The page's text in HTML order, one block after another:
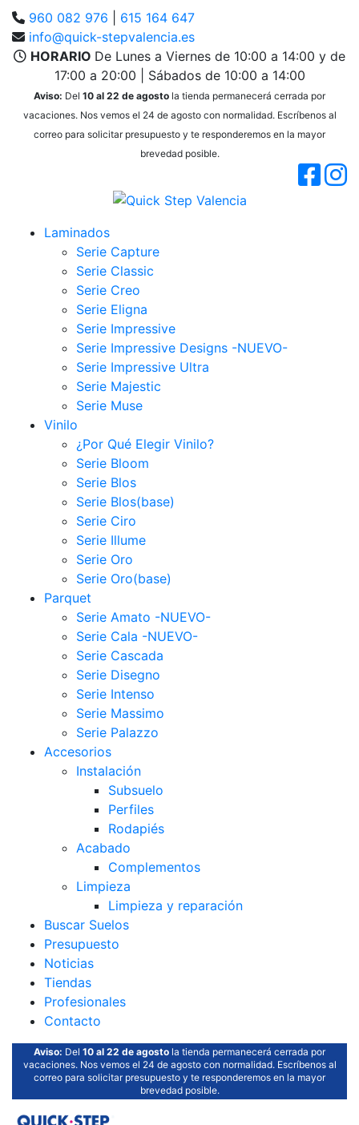
960 082 976
615 164 647
info@quick-stepvalencia.es
HORARIO De Lunes a Viernes de 10:00 a 14:00 y de
17:00 a 20:00 | Sábados de 10:00 a 14:00
Aviso: Del 10 al 22 de agosto la tienda permanecerá cerrada por
vacaciones. Nos vemos el 24 de agosto con normalidad. Escríbenos al
correo para solicitar presupuesto y te responderemos en la mayor
brevedad posible.
Laminados
Serie Capture
Serie Classic
Serie Creo
Serie Eligna
Serie Impressive
Serie Impressive Designs -NUEVO-
Serie Impressive Ultra
Serie Majestic
Serie Muse
Vinilo
¿Por Qué Elegir Vinilo?
Serie Bloom
Serie Blos
Serie Blos(base)
Serie Ciro
Serie Illume
Serie Oro
Serie Oro(base)
Parquet
Serie Amato -NUEVO-
Serie Cala -NUEVO-
Serie Cascada
Serie Disegno
Serie Intenso
Serie Massimo
Serie Palazzo
Accesorios
Instalación
Subsuelo
Perfiles
Rodapiés
Acabado
Complementos
Limpieza
Limpieza y reparación
Buscar Suelos
Presupuesto
Noticias
Tiendas
Profesionales
Contacto
Aviso: Del 10 al 22 de agosto la tienda permanecerá cerrada por
vacaciones. Nos vemos el 24 de agosto con normalidad. Escríbenos al
correo para solicitar presupuesto y te responderemos en la mayor
brevedad posible.